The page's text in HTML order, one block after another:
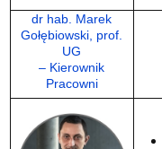
dr hab. Marek
Gołębiowski, prof.
UG
– Kierownik
Pracowni